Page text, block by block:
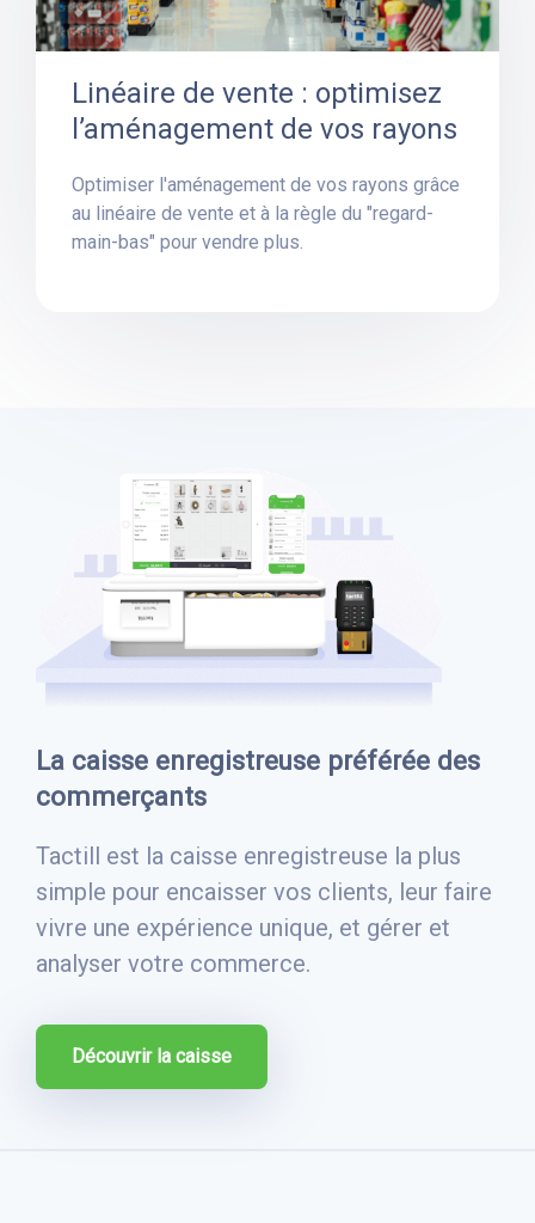
Linéaire de vente : optimisez
l’aménagement de vos rayons
Optimiser l'aménagement de vos rayons grâce
au linéaire de vente et à la règle du "regard-
main-bas" pour vendre plus.
La caisse enregistreuse préférée des
commerçants
Tactill est la caisse enregistreuse la plus
simple pour encaisser vos clients, leur faire
vivre une expérience unique, et gérer et
analyser votre commerce.
Découvrir la caisse